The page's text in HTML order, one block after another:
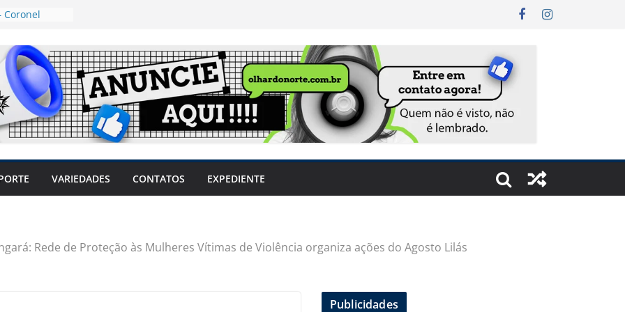
Coronel
mulheres
travar o
produtores
sem
sintomas,
VARIEDADES CONTATOS EXPEDIENTE
Rede de Proteção às Mulheres Vítimas de Violência organiza ações do Agosto Lilás
Publicidades